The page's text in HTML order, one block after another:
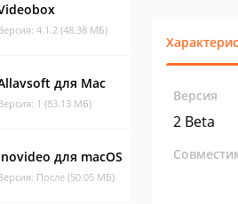
4.1.2 (48.38 МБ)
для Mac
1 (83.13 МБ)
для macOS
После (50.05 МБ)
Версия
2 Beta